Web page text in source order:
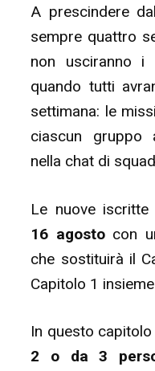
A prescindere
sempre quattro
non usciranno i
quando tutti
settimana: le
ciascun gruppo
nella chat di
Le nuove
16 agostocon
che sostituirà il
Capitolo 1
In questo
2 o da 3